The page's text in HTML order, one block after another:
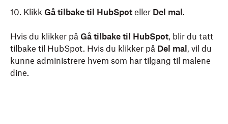
10. Klikk Gå tilbake til HubSpot eller Del mal .
Hvis du klikker på Gå tilbake til HubSpot, blir du tatt
tilbake til HubSpot. Hvis du klikker på Del mal , vil du
kunne administrere hvem som har tilgang til malene
dine.